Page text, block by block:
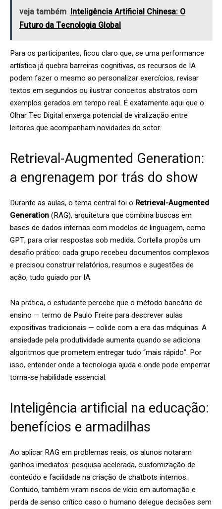
veja também Inteligência Artificial Chinesa: O
Futuro da Tecnologia Global
Para os participantes, ficou claro que, se uma performance
artística já quebra barreiras cognitivas, os recursos de IA
podem fazer o mesmo ao personalizar exercícios, revisar
textos em segundos ou ilustrar conceitos abstratos com
exemplos gerados em tempo real. É exatamente aqui que o
Olhar Tec Digital enxerga potencial de viralização entre
leitores que acompanham novidades do setor.
Retrieval-Augmented Generation:
a engrenagem por trás do show
Durante as aulas, o tema central foi o Retrieval-Augmented
Generation(RAG), arquitetura que combina buscas em
bases de dados internas com modelos de linguagem, como
GPT, para criar respostas sob medida. Cortella propôs um
desafio prático: cada grupo recebeu documentos complexos
e precisou construir relatórios, resumos e sugestões de
ação, tudo guiado por IA.
Na prática, o estudante percebe que o método bancário de
ensino — termo de Paulo Freire para descrever aulas
expositivas tradicionais — colide com a era das máquinas. A
ansiedade pela produtividade aumenta quando se adiciona
algoritmos que prometem entregar tudo “mais rápido”. Por
isso, entender onde a tecnologia ajuda e onde pode emperrar
torna-se habilidade essencial.
Inteligência artificial na educação:
benefícios e armadilhas
Ao aplicar RAG em problemas reais, os alunos notaram
ganhos imediatos: pesquisa acelerada, customização de
conteúdo e facilidade na criação de chatbots internos.
Contudo, também viram riscos de vício em automação e
perda de senso crítico caso o humano delegue decisões sem